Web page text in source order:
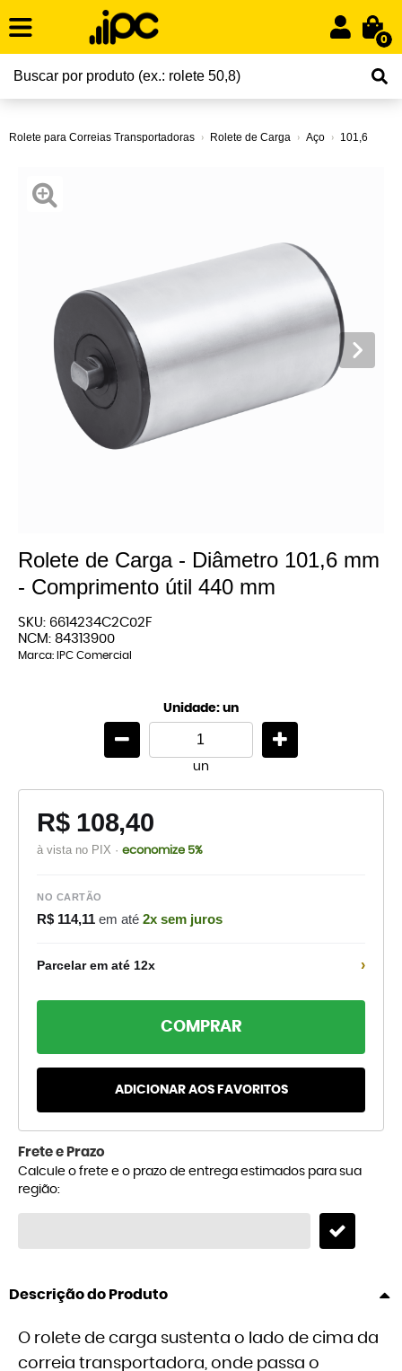
0
Rolete para Correias Transportadoras Rolete de Carga Aço 101,6
Rolete de Carga - Diâmetro 101,6 mm
- Comprimento útil 440 mm
SKU: 6614234C2C02F
NCM: 84313900
Marca: IPC Comercial
Unidade: un
un
R$ 108,40
à vista no PIX · economize 5%
NO CARTÃO
R$ 114,11 em até 2x sem juros
Parcelar em até 12x ›
COMPRAR
ADICIONAR AOS FAVORITOS
Frete e Prazo
Calcule o frete e o prazo de entrega estimados para sua
região:
Descrição do Produto
O rolete de carga sustenta o lado de cima da
correia transportadora, onde passa o